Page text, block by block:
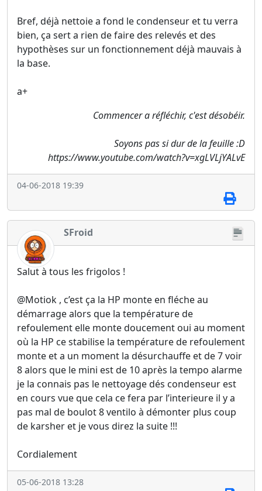
Bref, déjà nettoie a fond le condenseur et tu verra
bien, ça sert a rien de faire des relevés et des
hypothèses sur un fonctionnement déjà mauvais à
la base.
a+
Commencer a réfléchir, c'est désobéir.
Soyons pas si dur de la feuille :D
https://www.youtube.com/watch?v=xgLVLjYALvE
04-06-2018 19:39
SFroid
Salut à tous les frigolos !
@Motiok , c’est ça la HP monte en fléche au
démarrage alors que la température de
refoulement elle monte doucement oui au moment
où la HP ce stabilise la température de refoulement
monte et a un moment la désurchauffe et de 7 voir
8 alors que le mini est de 10 après la tempo alarme
je la connais pas le nettoyage dés condenseur est
en cours vue que cela ce fera par l’interieure il y a
pas mal de boulot 8 ventilo à démonter plus coup
de karsher et je vous direz la suite !!!
Cordialement
05-06-2018 13:28